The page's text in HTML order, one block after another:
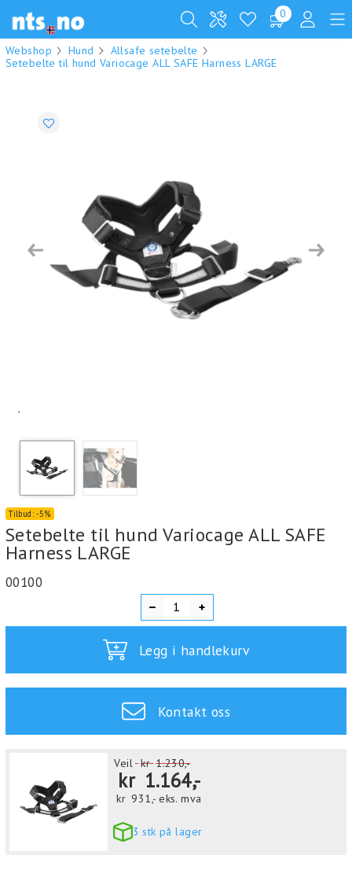
0
Webshop Hund
Allsafe setebelte
Setebelte til hund Variocage ALL SAFE Harness LARGE
Previous Next
`
Tilbud: -5%
Setebelte til hund Variocage ALL SAFE
Harness LARGE
00100
Legg i handlekurv
Kontakt oss
Veil kr1.230,-
kr 1.164,-
kr 931,- eks. mva
3 stk på lager